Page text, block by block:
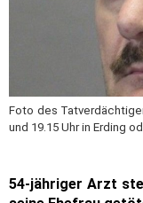
Foto des
und 19.15 Uhr in Erding
54-jähriger Arzt